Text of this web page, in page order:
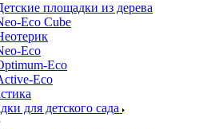
площадки из дерева
Eco Cube
Eco
Еco
Eco
для детского сада